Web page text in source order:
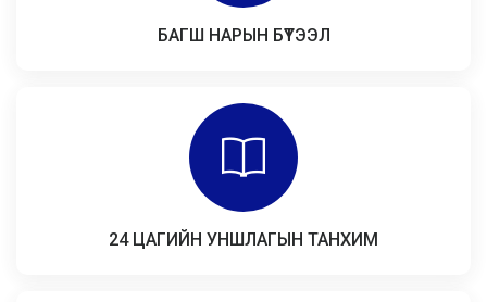
БАГШ НАРЫН БҮТЭЭЛ
24 ЦАГИЙН УНШЛАГЫН ТАНХИМ